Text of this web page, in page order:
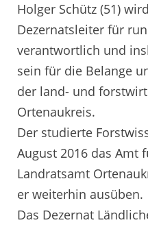
Holger Schütz (51)
Dezernatsleiter für
verantwortlich und
sein für die Belange
der land- und
Ortenaukreis.
Der studierte
August 2016 das Amt
Landratsamt
er weiterhin ausüben.
Das Dezernat